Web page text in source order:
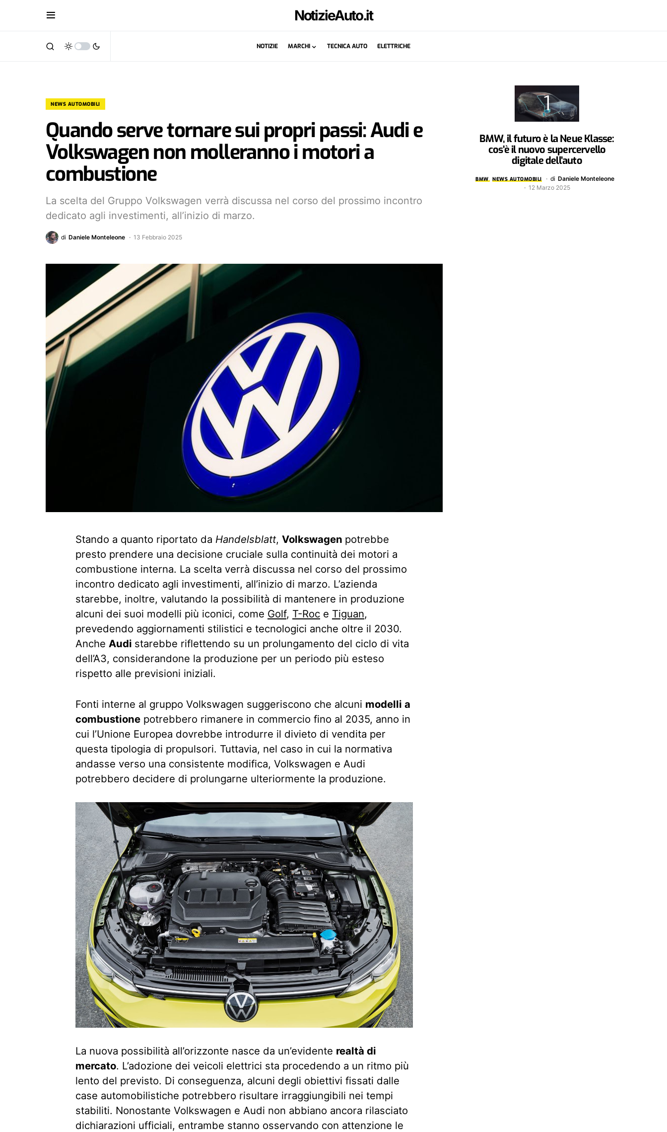
NotizieAuto.it
NOTIZIE MARCHI TECNICA AUTO ELETTRICHE
NEWS AUTOMOBILI
Quando serve tornare sui propri passi: Audi e
Volkswagen non molleranno i motori a
combustione
La scelta del Gruppo Volkswagen verrà discussa nel corso del prossimo incontro
dedicato agli investimenti, all’inizio di marzo.
di Daniele Monteleone 13 Febbraio 2025
Stando a quanto riportato da Handelsblatt, Volkswagen potrebbe
presto prendere una decisione cruciale sulla continuità dei motori a
combustione interna. La scelta verrà discussa nel corso del prossimo
incontro dedicato agli investimenti, all’inizio di marzo. L’azienda
starebbe, inoltre, valutando la possibilità di mantenere in produzione
alcuni dei suoi modelli più iconici, come Golf, T-Roc e Tiguan,
prevedendo aggiornamenti stilistici e tecnologici anche oltre il 2030.
Anche Audi starebbe riflettendo su un prolungamento del ciclo di vita
dell’A3, considerandone la produzione per un periodo più esteso
rispetto alle previsioni iniziali.
Fonti interne al gruppo Volkswagen suggeriscono che alcuni modelli a
combustione potrebbero rimanere in commercio fino al 2035, anno in
cui l’Unione Europea dovrebbe introdurre il divieto di vendita per
questa tipologia di propulsori. Tuttavia, nel caso in cui la normativa
andasse verso una consistente modifica, Volkswagen e Audi
potrebbero decidere di prolungarne ulteriormente la produzione.
La nuova possibilità all’orizzonte nasce da un’evidente realtà di
mercato. L’adozione dei veicoli elettrici sta procedendo a un ritmo più
lento del previsto. Di conseguenza, alcuni degli obiettivi fissati dalle
case automobilistiche potrebbero risultare irraggiungibili nei tempi
stabiliti. Nonostante Volkswagen e Audi non abbiano ancora rilasciato
dichiarazioni ufficiali, entrambe stanno osservando con attenzione le
BMW, il futuro è la Neue Klasse:
cos’è il nuovo supercervello
digitale dell’auto
BMW NEWS AUTOMOBILI di Daniele Monteleone
12 Marzo 2025